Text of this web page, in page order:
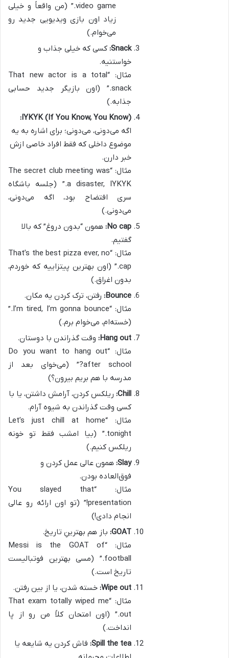
video game.” (من واقعاً و خیلی
زیاد اون بازی ویدیویی جدید رو
می‌خوام.)
Snack: کسی که خیلی جذاب و
خواستنیه.
مثال: “That new actor is a total
snack.” (اون بازیگر جدید حسابی
جذابه.)
IYKYK (If You Know, You Know):
اگه می‌دونی، می‌دونی؛ برای اشاره به یه
موضوع داخلی که فقط افراد خاصی ازش
خبر دارن.
مثال: “The secret club meeting was
a disaster, IYKYK.” (جلسه باشگاه
سری افتضاح بود، اگه می‌دونی،
می‌دونی.)
No cap: همون “بدون دروغ” که بالا
گفتیم.
مثال: “That’s the best pizza ever, no
cap.” (اون بهترین پیتزاییه که خوردم،
بدون اغراق.)
Bounce: رفتن، ترک کردن یه مکان.
مثال: “I’m tired, I’m gonna bounce.”
(خسته‌ام، می‌خوام برم.)
Hang out: وقت گذراندن با دوستان.
مثال: “Do you want to hang out
after school?” (می‌خوای بعد از
مدرسه با هم بریم بیرون؟)
Chill: ریلکس کردن، آرامش داشتن، یا با
کسی وقت گذراندن به شیوه آرام.
مثال: “Let’s just chill at home
tonight.” (بیا امشب فقط تو خونه
ریلکس کنیم.)
Slay: همون عالی عمل کردن و
فوق‌العاده بودن.
مثال: “You slayed that
presentation!” (تو اون ارائه رو عالی
انجام دادی!)
GOAT: باز هم بهترینِ تاریخ.
مثال: “Messi is the GOAT of
football.” (مسی بهترین فوتبالیست
تاریخ است.)
Wipe out: خسته شدن، یا از بین رفتن.
مثال: “That exam totally wiped me
out.” (اون امتحان کلاً من رو از پا
انداخت.)
Spill the tea: فاش کردن یه شایعه یا